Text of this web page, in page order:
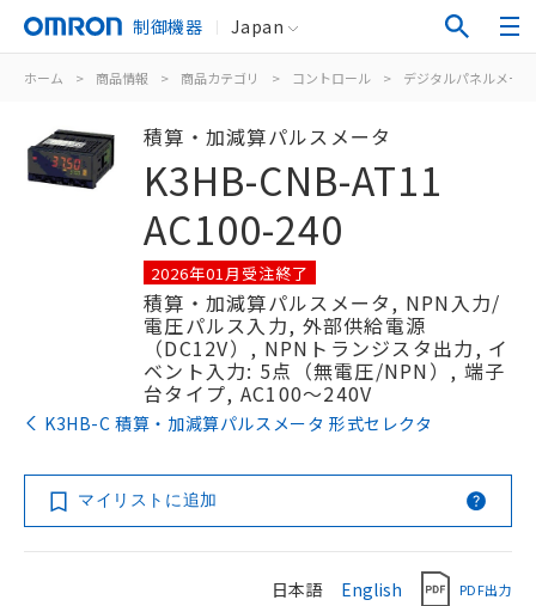
制御機器 Japan
ホーム > 商品情報 > 商品カテゴリ > コントロール > デジタルパネルメータ
積算・加減算パルスメータ
K3HB-CNB-AT11
AC100-240
2026年01月受注終了
積算・加減算パルスメータ, NPN入力/
電圧パルス入力, 外部供給電源
（DC12V）, NPNトランジスタ出力, イ
ベント入力: 5点（無電圧/NPN）, 端子
台タイプ, AC100～240V
K3HB-C 積算・加減算パルスメータ 形式セレクタ
マイリストに追加
日本語 English PDF出力